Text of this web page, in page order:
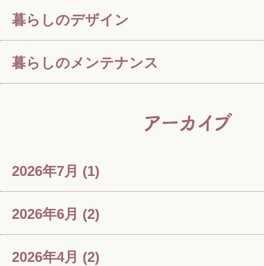
暮らしのデザイン
暮らしのメンテナンス
2026年7月 (1)
2026年6月 (2)
2026年4月 (2)